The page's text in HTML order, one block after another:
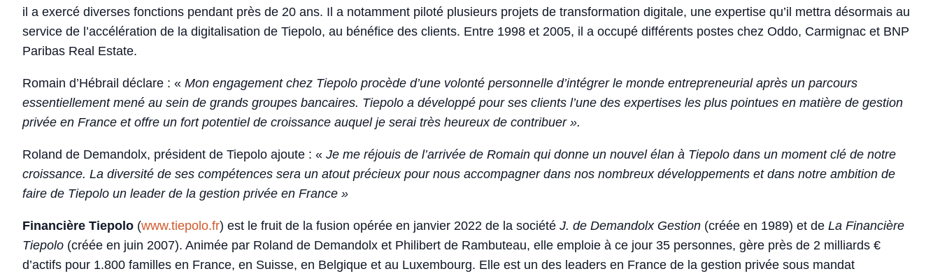
il a exercé diverses fonctions pendant près de 20 ans. Il a notamment piloté plusieurs projets de transformation digitale, une expertise qu’il mettra désormais au
service de l’accélération de la digitalisation de Tiepolo, au bénéfice des clients. Entre 1998 et 2005, il a occupé différents postes chez Oddo, Carmignac et BNP
Paribas Real Estate.
Romain d’Hébrail déclare : « Mon engagement chez Tiepolo procède d’une volonté personnelle d’intégrer le monde entrepreneurial après un parcours
essentiellement mené au sein de grands groupes bancaires. Tiepolo a développé pour ses clients l’une des expertises les plus pointues en matière de gestion
privée en France et offre un fort potentiel de croissance auquel je serai très heureux de contribuer ».
Roland de Demandolx, président de Tiepolo ajoute : « Je me réjouis de l’arrivée de Romain qui donne un nouvel élan à Tiepolo dans un moment clé de notre
croissance. La diversité de ses compétences sera un atout précieux pour nous accompagner dans nos nombreux développements et dans notre ambition de
faire de Tiepolo un leader de la gestion privée en France »
Financière Tiepolo (www.tiepolo.fr) est le fruit de la fusion opérée en janvier 2022 de la société J. de Demandolx Gestion (créée en 1989) et de La Financière
Tiepolo (créée en juin 2007). Animée par Roland de Demandolx et Philibert de Rambuteau, elle emploie à ce jour 35 personnes, gère près de 2 milliards €
d’actifs pour 1.800 familles en France, en Suisse, en Belgique et au Luxembourg. Elle est un des leaders en France de la gestion privée sous mandat